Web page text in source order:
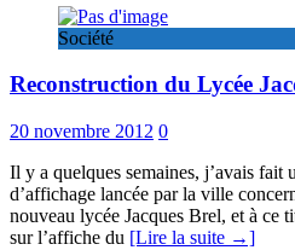
Société
Reconstruction du Lycée
20 novembre 2012 0
Il y a quelques semaines, j’avais fait
d’affichage lancée par la ville
nouveau lycée Jacques Brel, et à ce
sur l’affiche du [Lire la suite →]